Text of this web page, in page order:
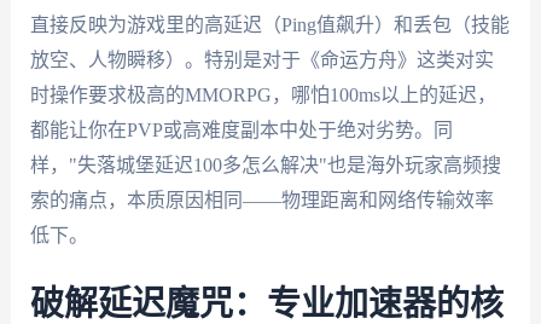
直接反映为游戏里的高延迟（Ping值飙升）和丢包（技能
放空、人物瞬移）。特别是对于《命运方舟》这类对实
时操作要求极高的MMORPG，哪怕100ms以上的延迟，
都能让你在PVP或高难度副本中处于绝对劣势。同
样，"失落城堡延迟100多怎么解决"也是海外玩家高频搜
索的痛点，本质原因相同——物理距离和网络传输效率
低下。
破解延迟魔咒：专业加速器的核